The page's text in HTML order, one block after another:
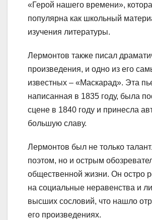
«Герой нашего времени»,
популярна как школьный
изучения литературы.
Лермонтов также писал
произведения, и одно из его
известных – «Маскарад». Эта
написанная в 1835 году, была
сцене в 1840 году и принесла
большую славу.
Лермонтов был не только
поэтом, но и острым
общественной жизни. Он остро
на социальные неравенства и
высших сословий, что нашло
его произведениях.